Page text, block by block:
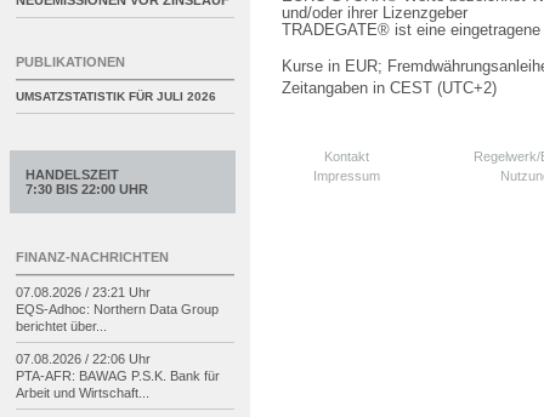
und/oder ihrer Lizenzgeber
TRADEGATE® ist eine
Kurse in EUR;
Zeitangaben in CEST (UTC+2)
Kontakt
Impressum
PUBLIKATIONEN
UMSATZSTATISTIK FÜR JULI 2026
HANDELSZEIT
7:30 BIS 22:00 UHR
FINANZ-NACHRICHTEN
07.08.2026 / 23:21 Uhr
EQS-Adhoc: Northern Data Group
berichtet über...
07.08.2026 / 22:06 Uhr
PTA-AFR: BAWAG P.S.K. Bank für
Arbeit und Wirtschaft...